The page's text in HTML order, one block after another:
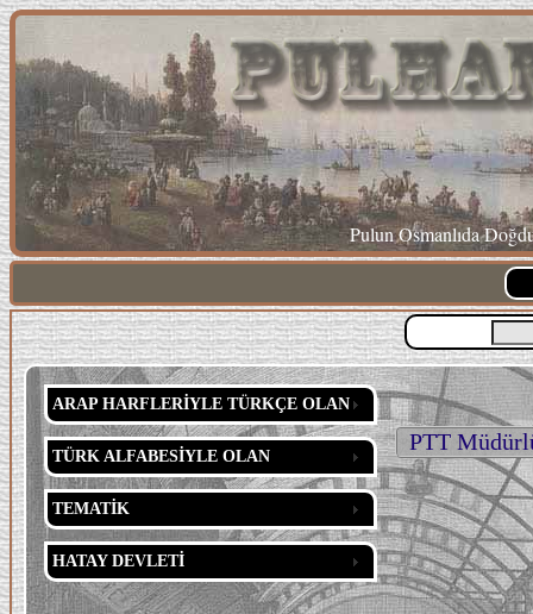
Pulun Osmanlıda
ARAP HARFLERİYLE TÜRKÇE OLAN
TÜRK ALFABESİYLE OLAN
TEMATİK
HATAY DEVLETİ
PTT